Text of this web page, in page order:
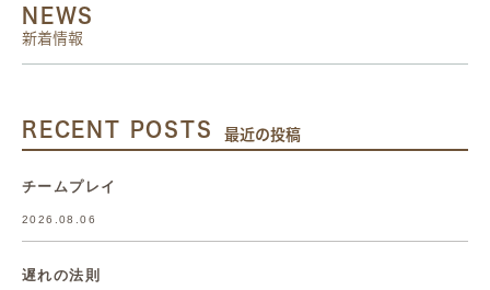
NEWS
新着情報
RECENT POSTS 最近の投稿
チームプレイ
2026.08.06
遅れの法則